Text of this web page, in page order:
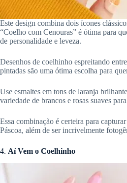
Este design combina dois ícones
“Coelho com Cenouras” é ótima para
de personalidade e leveza.
Desenhos de coelhinho espreitando
pintadas são uma ótima escolha para
Use esmaltes em tons de laranja
variedade de brancos e rosas suaves
Essa combinação é certeira para
Páscoa, além de ser incrivelmente
4. Aí Vem o Coelhinho